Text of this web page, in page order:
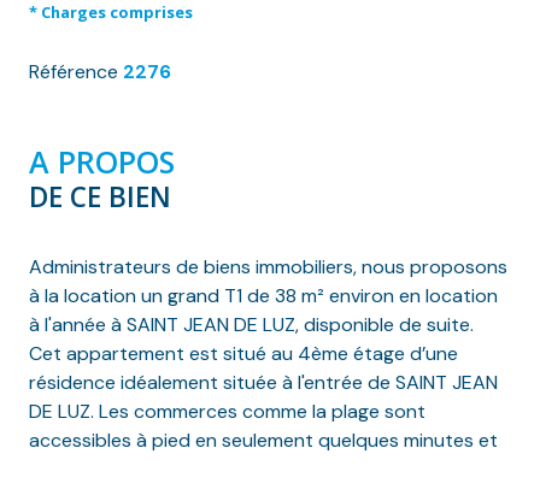
* Charges comprises
Référence 2276
A PROPOS
DE CE BIEN
Administrateurs de biens immobiliers, nous proposons
à la location un grand T1 de 38 m² environ en location
à l'année à SAINT JEAN DE LUZ, disponible de suite.
Cet appartement est situé au 4ème étage d’une
résidence idéalement située à l'entrée de SAINT JEAN
DE LUZ. Les commerces comme la plage sont
accessibles à pied en seulement quelques minutes et